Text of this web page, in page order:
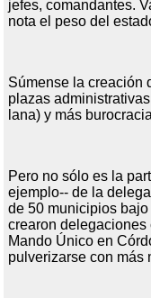
jefes, comandantes.
nota el peso del
Súmense la creación
plazas
lana) y más
Pero no sólo es la
ejemplo-- de la
de 50 municipios
crearon delegaciones
Mando Único en
pulverizarse con más